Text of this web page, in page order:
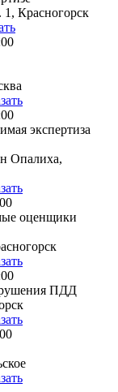
Красногорск
экспертиза
Опалиха,
оценщики
ПДД